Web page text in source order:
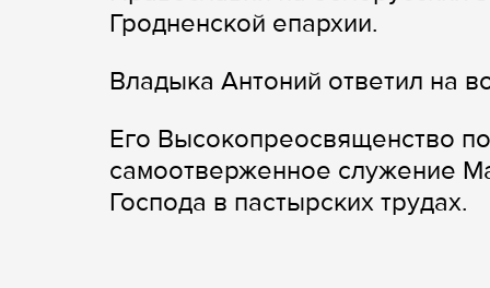
Гродненской епархии.
Владыка Антоний ответил на
Его Высокопреосвященство
самоотверженное служение
Господа в пастырских трудах.